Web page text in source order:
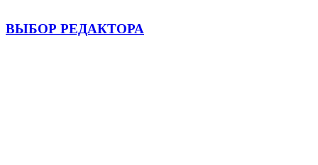
ВЫБОР РЕДАКТОРА